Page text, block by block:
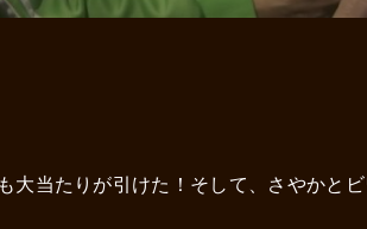
当たりが引けた！そして、さやかと